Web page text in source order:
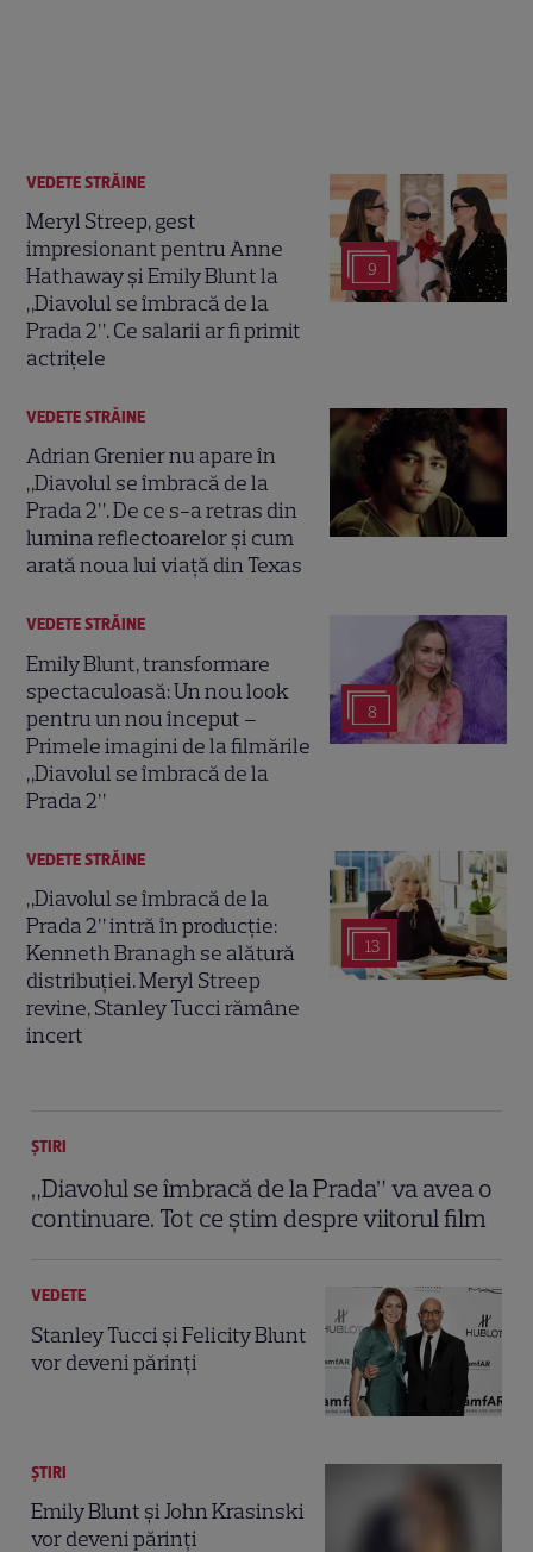
9
VEDETE STRĂINE
Meryl Streep, gest
impresionant pentru Anne
Hathaway și Emily Blunt la
„Diavolul se îmbracă de la
Prada 2”. Ce salarii ar fi primit
actrițele
VEDETE STRĂINE
Adrian Grenier nu apare în
„Diavolul se îmbracă de la
Prada 2”. De ce s-a retras din
lumina reflectoarelor și cum
arată noua lui viață din Texas
8
VEDETE STRĂINE
Emily Blunt, transformare
spectaculoasă: Un nou look
pentru un nou început –
Primele imagini de la filmările
„Diavolul se îmbracă de la
Prada 2”
13
VEDETE STRĂINE
„Diavolul se îmbracă de la
Prada 2” intră în producție:
Kenneth Branagh se alătură
distribuției. Meryl Streep
revine, Stanley Tucci rămâne
incert
ȘTIRI
„Diavolul se îmbracă de la Prada” va avea o
continuare. Tot ce știm despre viitorul film
VEDETE
Stanley Tucci şi Felicity Blunt
vor deveni părinţi
ȘTIRI
Emily Blunt şi John Krasinski
vor deveni părinţi